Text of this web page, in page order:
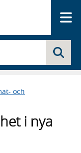
och
i nya